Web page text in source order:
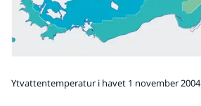
Ytvattentemperatur i havet 1 november 2004